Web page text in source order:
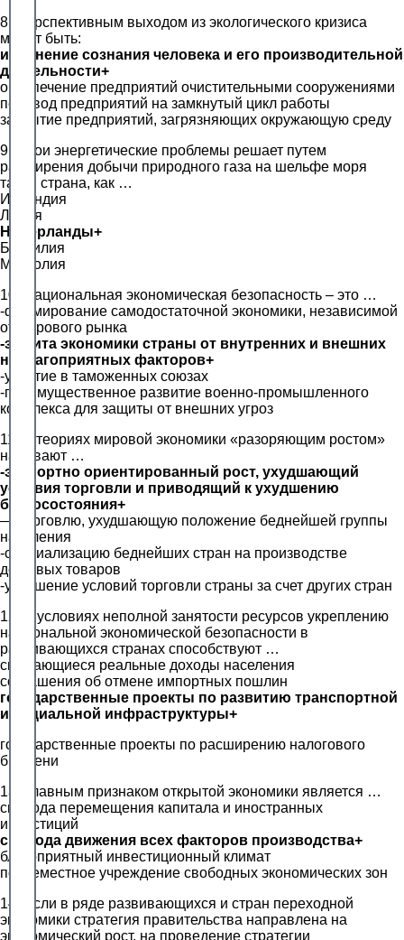
8. Перспективным выходом из экологического кризиса
может быть:
изменение сознания человека и его производительной
деятельности+
обеспечение предприятий очистительными сооружениями
перевод предприятий на замкнутый цикл работы
закрытие предприятий, загрязняющих окружающую среду
9. Свои энергетические проблемы решает путем
расширения добычи природного газа на шельфе моря
такая страна, как …
Исландия
Ливия
Нидерланды+
Бразилия
Монголия
10. Национальная экономическая безопасность – это …
-формирование самодостаточной экономики, независимой
от мирового рынка
-защита экономики страны от внутренних и внешних
неблагоприятных факторов+
-участие в таможенных союзах
-преимущественное развитие военно-промышленного
комплекса для защиты от внешних угроз
11. В теориях мировой экономики «разоряющим ростом»
называют …
-экспортно ориентированный рост, ухудшающий
условия торговли и приводящий к ухудшению
благосостояния+
— торговлю, ухудшающую положение беднейшей группы
населения
-специализацию беднейших стран на производстве
дешевых товаров
-улучшение условий торговли страны за счет других стран
12. В условиях неполной занятости ресурсов укреплению
национальной экономической безопасности в
развивающихся странах способствуют …
снижающиеся реальные доходы населения
соглашения об отмене импортных пошлин
государственные проекты по развитию транспортной
и социальной инфраструктуры+
государственные проекты по расширению налогового
бремени
13. Главным признаком открытой экономики является …
свобода перемещения капитала и иностранных
инвестиций
свобода движения всех факторов производства+
благоприятный инвестиционный климат
повсеместное учреждение свободных экономических зон
14. Если в ряде развивающихся и стран переходной
экономики стратегия правительства направлена на
экономический рост, на проведение стратегии